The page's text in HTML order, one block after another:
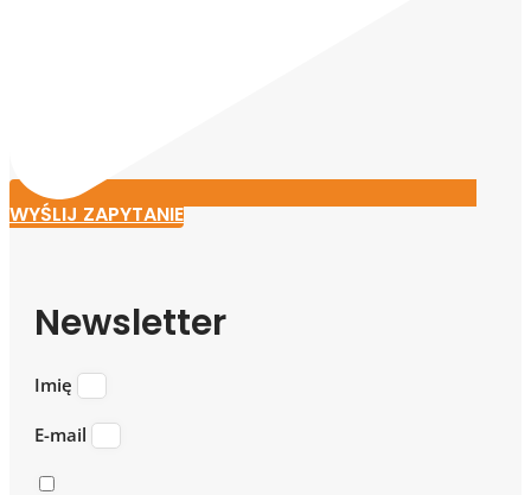
WYŚLIJ ZAPYTANIE
Newsletter
Imię
E-mail